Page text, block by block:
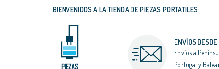
contenido
BIENVENIDOS A LA TIENDA DE PIEZAS PORTATILES
ENVÍOS
Envíos a
Portugal y